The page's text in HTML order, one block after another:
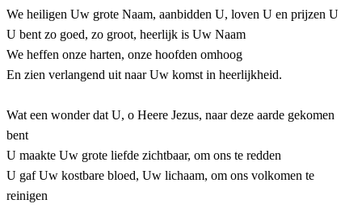
We heiligen Uw grote Naam, aanbidden U, loven U en prijzen U
U bent zo goed, zo groot, heerlijk is Uw Naam
We heffen onze harten, onze hoofden omhoog
En zien verlangend uit naar Uw komst in heerlijkheid.
Wat een wonder dat U, o Heere Jezus, naar deze aarde gekomen
bent
U maakte Uw grote liefde zichtbaar, om ons te redden
U gaf Uw kostbare bloed, Uw lichaam, om ons volkomen te
reinigen